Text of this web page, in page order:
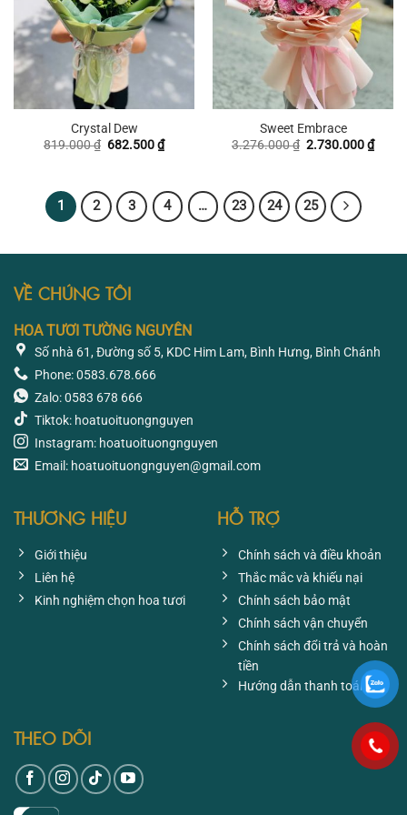
Crystal Dew
819.000₫ Giá
682.500₫Giá
hiện
682.500 ₫.
Sweet Embrace
3.276.000₫ Giá
2.730.000₫Giá
hiện
1 2 3 4 … 23 24 25
VỀ CHÚNG TÔI
HOA TƯƠI TƯỜNG NGUYÊN
Số nhà 61, Đường số 5, KDC Him Lam, Bình Hưng, Bình Chánh
Phone: 0583.678.666
Zalo: 0583 678 666
Tiktok: hoatuoituongnguyen
Instagram: hoatuoituongnguyen
Email: hoatuoituongnguyen@gmail.com
THƯƠNG HIỆU
Giới thiệu
Liên hệ
Kinh nghiệm chọn hoa tươi
HỖ TRỢ
Chính sách và điều khoản
Thắc mắc và khiếu nại
Chính sách bảo mật
Chính sách vận chuyển
Chính sách đổi trả và hoàn
tiền
Hướng dẫn thanh toán
THEO DÕI